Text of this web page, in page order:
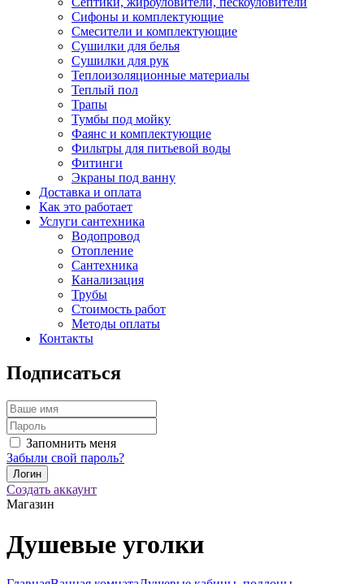
Сифоны и комплектующие
Смесители и комплектующие
Сушилки для белья
Сушилки для рук
Теплоизоляционные материалы
Теплый пол
Трапы
Тумбы под мойку
Фаянс и комплектующие
Фильтры для питьевой воды
Фитинги
Экраны под ванну
Доставка и оплата
Как это работает
Услуги сантехника
Водопровод
Отопление
Сантехника
Канализация
Трубы
Стоимость работ
Методы оплаты
Контакты
Подписаться
Запомнить меня
Забыли свой пароль?
Создать аккаунт
Магазин
Душевые уголки